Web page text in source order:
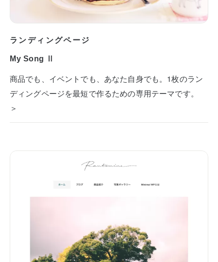
ランディングページ
My Song Ⅱ
商品でも、イベントでも、あなた自身でも。1枚のラン
ディングページを最短で作るための専用テーマです。
＞